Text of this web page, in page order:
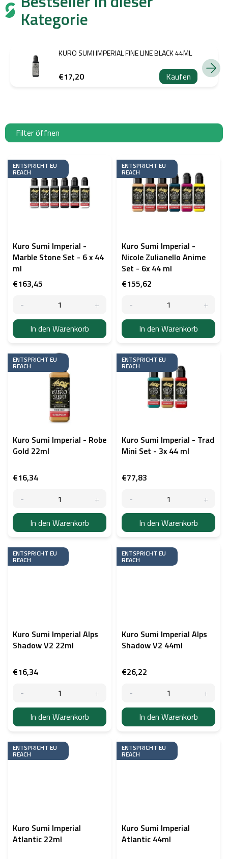
Kategorie
KURO SUMI IMPERIAL FINE LINE BLACK 44ML
€17,20 Kaufen
Filter öffnen
L
s
ENTSPRICHT EU
REACH
Kuro Sumi Imperial -
Marble Stone Set - 6 x 44
ml
€163,45
In den Warenkorb
ENTSPRICHT EU
REACH
Kuro Sumi Imperial -
Nicole Zulianello Anime
Set - 6x 44 ml
€155,62
In den Warenkorb
ENTSPRICHT EU
REACH
Kuro Sumi Imperial - Robe
Gold 22ml
€16,34
In den Warenkorb
ENTSPRICHT EU
REACH
Kuro Sumi Imperial - Trad
Mini Set - 3x 44 ml
€77,83
In den Warenkorb
ENTSPRICHT EU
REACH
Kuro Sumi Imperial Alps
Shadow V2 22ml
€16,34
In den Warenkorb
ENTSPRICHT EU
REACH
Kuro Sumi Imperial Alps
Shadow V2 44ml
€26,22
In den Warenkorb
ENTSPRICHT EU
REACH
Kuro Sumi Imperial
Atlantic 22ml
ENTSPRICHT EU
REACH
Kuro Sumi Imperial
Atlantic 44ml